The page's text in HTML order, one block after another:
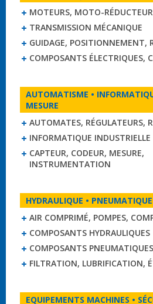
MOTEURS, MOTO-
TRANSMISSION MÉCANIQUE
GUIDAGE, POSITIONNEMENT,
COMPOSANTS ÉLECTRIQUES,
AUTOMATISME •
MESURE
AUTOMATES, RÉGULATEURS,
INFORMATIQUE INDUSTRIELLE
CAPTEUR, CODEUR, MESURE,
INSTRUMENTATION
HYDRAULIQUE •
AIR COMPRIMÉ, POMPES,
COMPOSANTS HYDRAULIQUES
COMPOSANTS PNEUMATIQUES
FILTRATION, LUBRIFICATION,
EQUIPEMENTS MACHINES •